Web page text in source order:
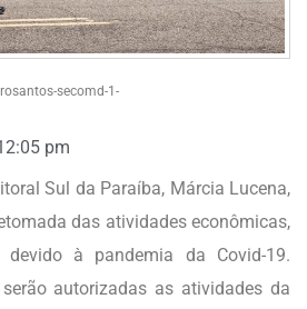
secomd-1-
pm
Sul da Paraíba, Márcia Lucena,
das atividades econômicas,
à pandemia da Covid-19.
autorizadas as atividades da